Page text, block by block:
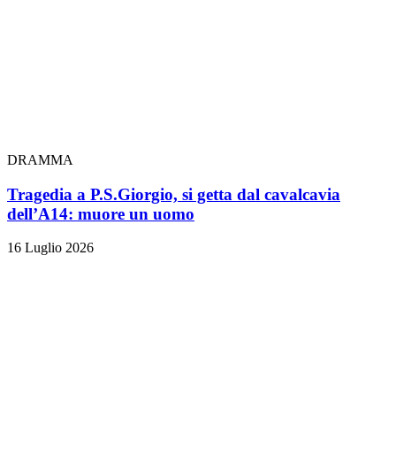
DRAMMA
Tragedia a P.S.Giorgio, si getta dal cavalcavia
dell’A14: muore un uomo
16 Luglio 2026